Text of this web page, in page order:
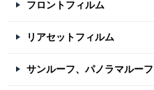
フロントフィルム
リアセットフィルム
サンルーフ、パノラマルー